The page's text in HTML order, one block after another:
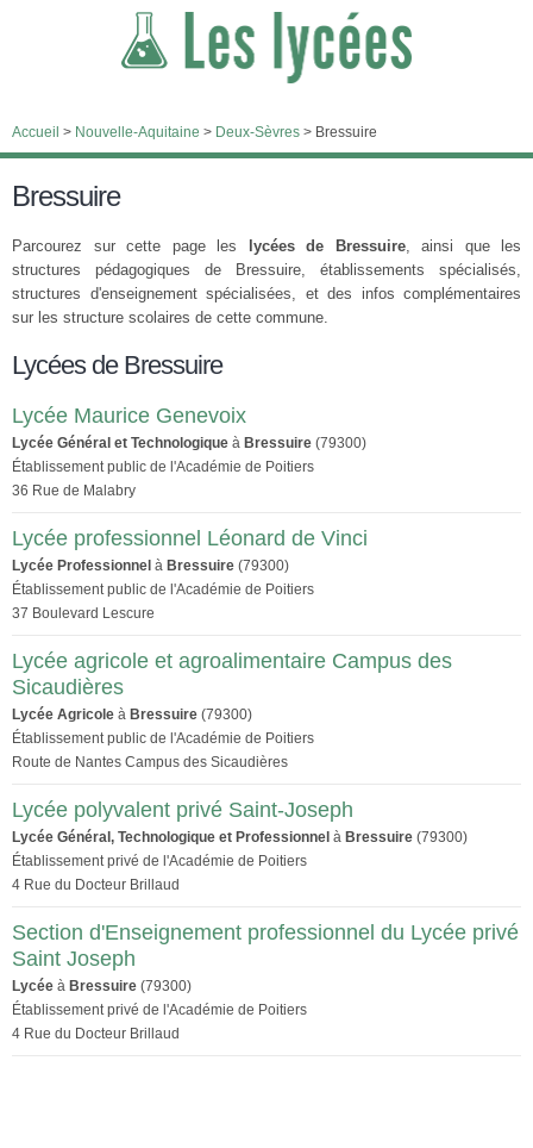
Accueil > Nouvelle-Aquitaine > Deux-Sèvres > Bressuire
Bressuire
Parcourez sur cette page les lycées de Bressuire, ainsi que les
structures pédagogiques de Bressuire, établissements spécialisés,
structures d'enseignement spécialisées, et des infos complémentaires
sur les structure scolaires de cette commune.
Lycées de Bressuire
Lycée Maurice Genevoix
Lycée Général et Technologique à Bressuire (79300)
Établissement public de l'Académie de Poitiers
36 Rue de Malabry
Lycée professionnel Léonard de Vinci
Lycée Professionnel à Bressuire (79300)
Établissement public de l'Académie de Poitiers
37 Boulevard Lescure
Lycée agricole et agroalimentaire Campus des
Sicaudières
Lycée Agricole à Bressuire (79300)
Établissement public de l'Académie de Poitiers
Route de Nantes Campus des Sicaudières
Lycée polyvalent privé Saint-Joseph
Lycée Général, Technologique et Professionnel à Bressuire (79300)
Établissement privé de l'Académie de Poitiers
4 Rue du Docteur Brillaud
Section d'Enseignement professionnel du Lycée privé
Saint Joseph
Lycée à Bressuire (79300)
Établissement privé de l'Académie de Poitiers
4 Rue du Docteur Brillaud